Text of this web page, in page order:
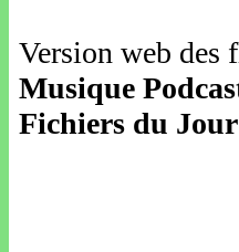
Version web des
Musique
Fichiers du Jour